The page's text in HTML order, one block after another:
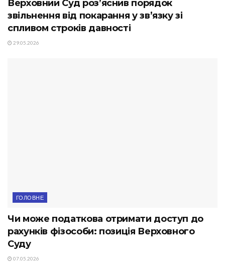
Верховний Суд роз’яснив порядок
звільнення від покарання у зв’язку зі
спливом строків давності
29.05.2026
ГОЛОВНЕ
Чи може податкова отримати доступ до
рахунків фізособи: позиція Верховного
Суду
07.05.2026